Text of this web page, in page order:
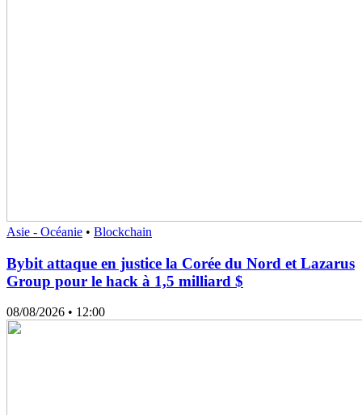
Asie - Océanie • Blockchain
Bybit attaque en justice la Corée du Nord et Lazarus
Group pour le hack à 1,5 milliard $
08/08/2026 • 12:00